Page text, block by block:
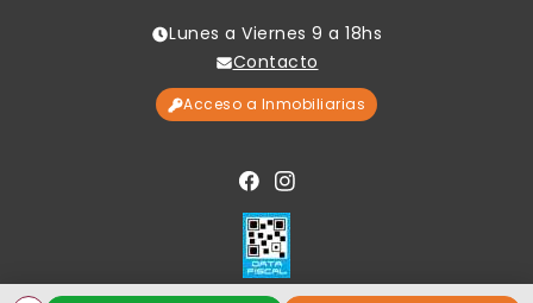
Lunes a Viernes 9 a 18hs
Contacto
Acceso a Inmobiliarias